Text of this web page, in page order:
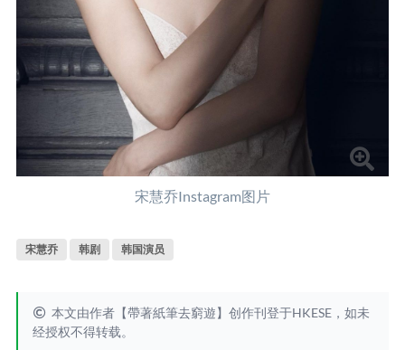
宋慧乔Instagram图片
宋慧乔 韩剧 韩国演员
本文由作者【帶著紙筆去窮遊】创作刊登于HKESE，如未
经授权不得转载。